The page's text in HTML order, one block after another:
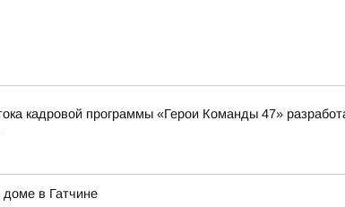
кадровой программы «Герои Команды 47»
в Гатчине